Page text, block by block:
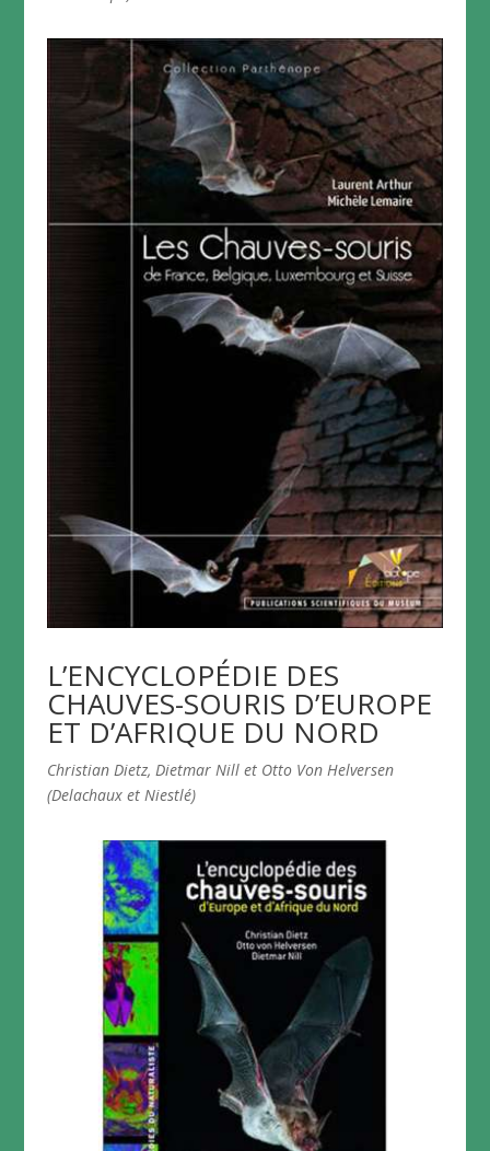
L’ENCYCLOPÉDIE DES
CHAUVES-SOURIS D’EUROPE
ET D’AFRIQUE DU NORD
Christian Dietz, Dietmar Nill et Otto Von Helversen
(Delachaux et Niestlé)